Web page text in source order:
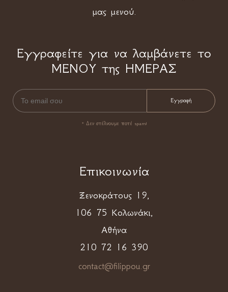
μας μενού.
Εγγραφείτε για να λαμβάνετε το
ΜΕΝΟΥ της ΗΜΕΡΑΣ
* Δεν στέλνουμε ποτέ spam!
Επικοινωνία
Ξενοκράτους 19,
106 75 Κολωνάκι,
Αθήνα
210 72 16 390
contact@filippou.gr